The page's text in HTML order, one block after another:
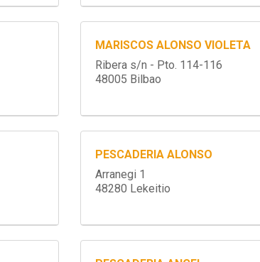
MARISCOS ALONSO VIOLETA
Ribera s/n - Pto. 114-116
48005 Bilbao
PESCADERIA ALONSO
Arranegi 1
48280 Lekeitio